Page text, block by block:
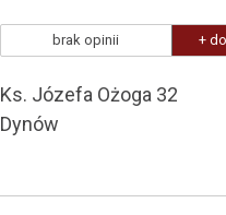
brak opinii +
Ks. Józefa Ożoga 32
Dynów